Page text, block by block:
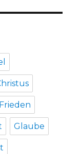
Frieden
Glaube